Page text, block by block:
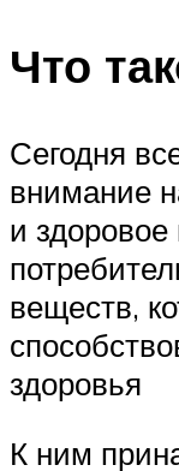
Что
Сегодня
внимание
и
веществ,
здоровья
К ним